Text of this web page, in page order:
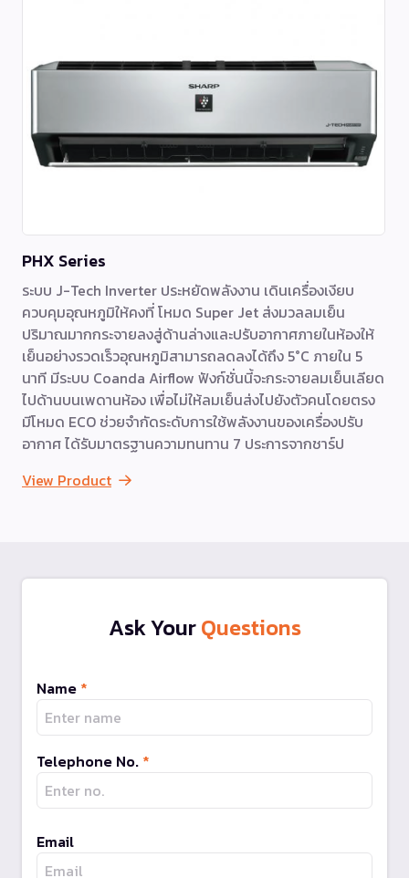
PHX Series
ระบบ J-Tech Inverter ประหยัดพลังงาน เดินเครื่องเงียบ
ควบคุมอุณหภูมิให้คงที่ โหมด Super Jet ส่งมวลลมเย็น
ปริมาณมากกระจายลงสู่ด้านล่างและปรับอากาศภายในห้องให้
เย็นอย่างรวดเร็วอุณหภูมิสามารถลดลงได้ถึง 5°C ภายใน 5
นาที มีระบบ Coanda Airflow ฟังก์ชั่นนี้จะกระจายลมเย็นเลียด
ไปด้านบนเพดานห้อง เพื่อไม่ให้ลมเย็นส่งไปยังตัวคนโดยตรง
มีโหมด ECO ช่วยจำกัดระดับการใช้พลังงานของเครื่องปรับ
อากาศ ได้รับมาตรฐานความทนทาน 7 ประการจากชาร์ป
View Product
Ask YourQuestions
Name *
Telephone No. *
Email